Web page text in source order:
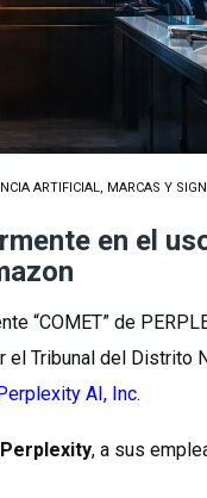
ARTIFICIAL, MARCAS Y
en el
“COMET” de
el Tribunal del Distrito
AI, Inc.
, a sus